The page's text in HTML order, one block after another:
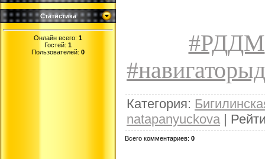
Статистика
Онлайн всего: 1
Гостей: 1
Пользователей: 0
#РДДМ
Категория:
natapanyuckova |
Всего комментариев: 0